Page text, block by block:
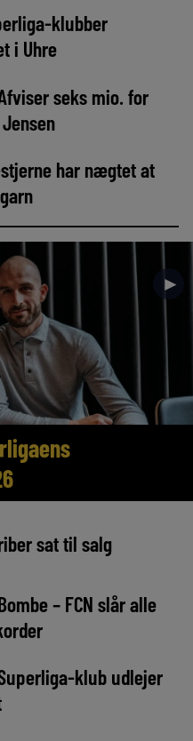
klubber
i Uhre
seks mio. for
stjerne har nægtet at
►
sat til salg
– FCN slår alle
klub udlejer